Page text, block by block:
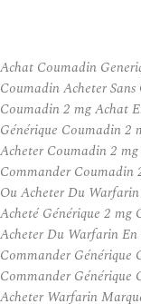
Achat Coumadin
Coumadin Acheter Sans
Coumadin 2 mg Achat
Générique Coumadin 2
Acheter Coumadin 2
Commander Coumadin
Ou Acheter Du
Acheté Générique 2 mg
Acheter Du Warfarin En
Commander
Commander Générique
Acheter Warfarin